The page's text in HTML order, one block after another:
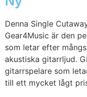
Denna Single
Gear4Music är den
som letar efter
akustiska gitarrljud.
gitarrspelare som
till ett mycket lågt